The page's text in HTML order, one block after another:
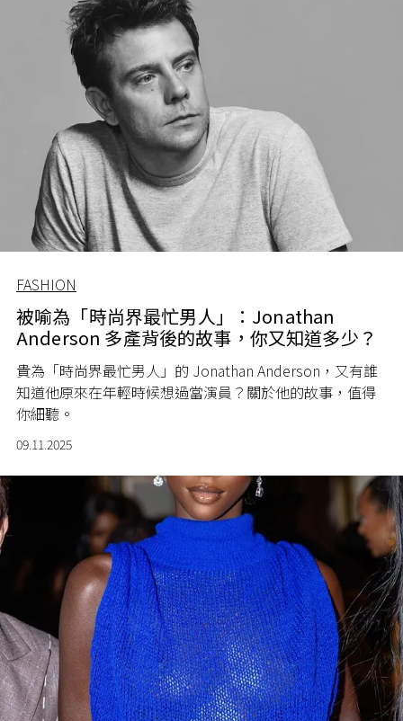
FASHION
被喻為「時尚界最忙男人」：Jonathan
Anderson 多產背後的故事，你又知道多少？
貴為「時尚界最忙男人」的 Jonathan Anderson，又有誰
知道他原來在年輕時候想過當演員？關於他的故事，值得
你細聽。
09.11.2025